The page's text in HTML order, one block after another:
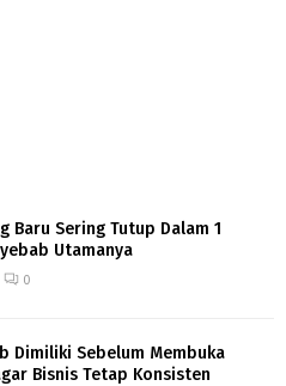
Baru Sering Tutup Dalam 1
Utamanya
0
Dimiliki Sebelum Membuka
Bisnis Tetap Konsisten